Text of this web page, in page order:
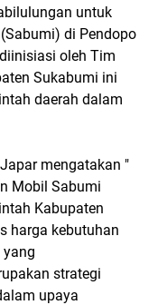
untuk
di Pendopo
oleh Tim
Sukabumi ini
daerah dalam
mengatakan "
Mobil Sabumi
Kabupaten
harga kebutuhan
strategi
upaya